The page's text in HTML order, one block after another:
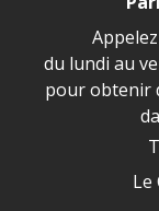
du lundi au
pour obtenir
Le